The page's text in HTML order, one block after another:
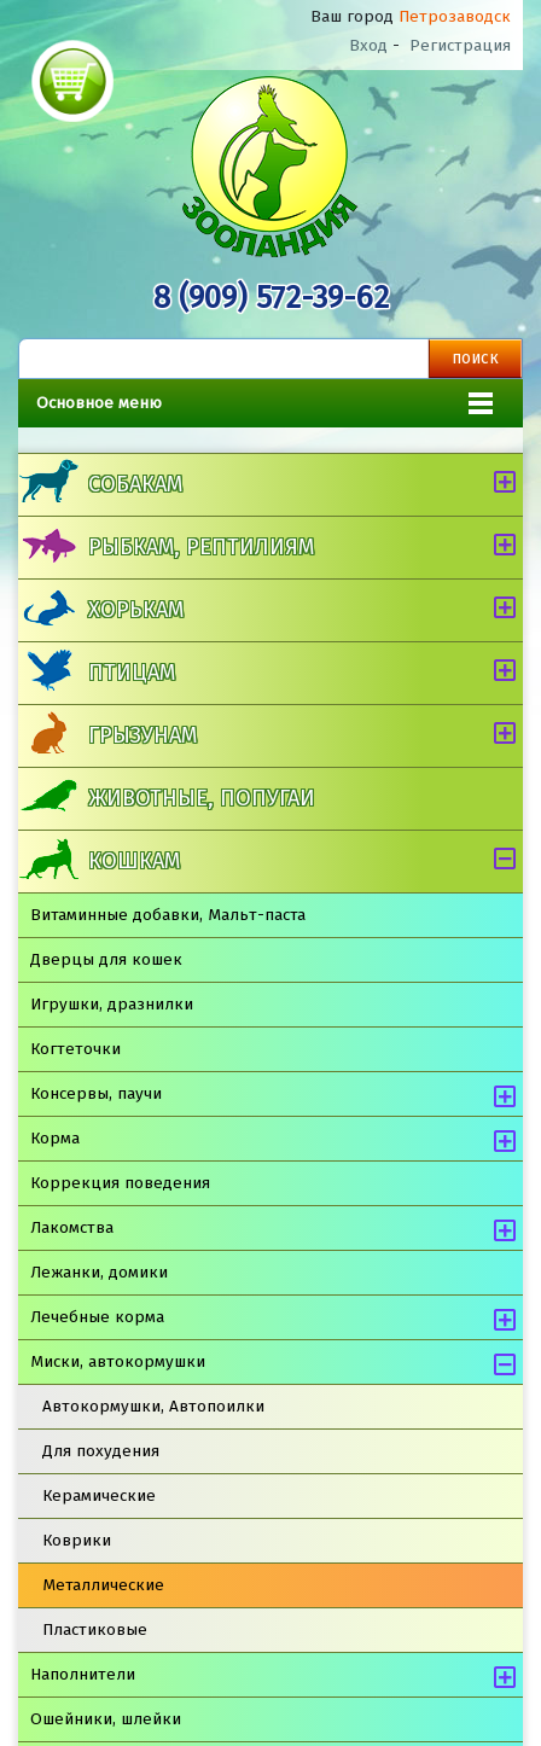
Ваш город Петрозаводск
Вход - Регистрация
8 (909) 572-39-62
Основное меню
СОБАКАМ
РЫБКАМ, РЕПТИЛИЯМ
ХОРЬКАМ
ПТИЦАМ
ГРЫЗУНАМ
ЖИВОТНЫЕ, ПОПУГАИ
КОШКАМ
Витаминные добавки, Мальт-паста
Дверцы для кошек
Игрушки, дразнилки
Когтеточки
Консервы, паучи
Корма
Коррекция поведения
Лакомства
Лежанки, домики
Лечебные корма
Миски, автокормушки
Автокормушки, Автопоилки
Для похудения
Керамические
Коврики
Металлические
Пластиковые
Наполнители
Ошейники, шлейки